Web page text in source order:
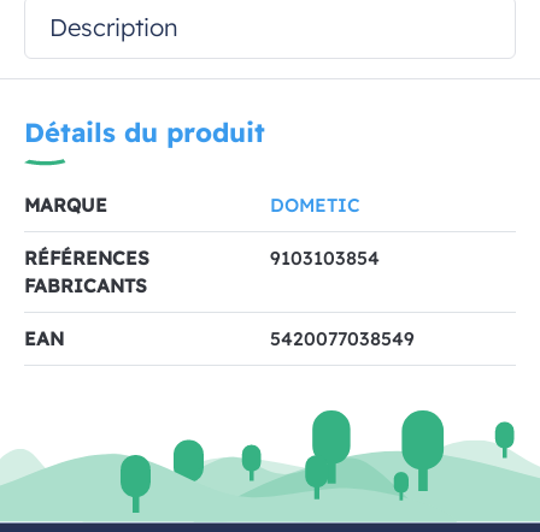
Description
Détails du produit
MARQUE DOMETIC
RÉFÉRENCES
FABRICANTS
9103103854
EAN 5420077038549